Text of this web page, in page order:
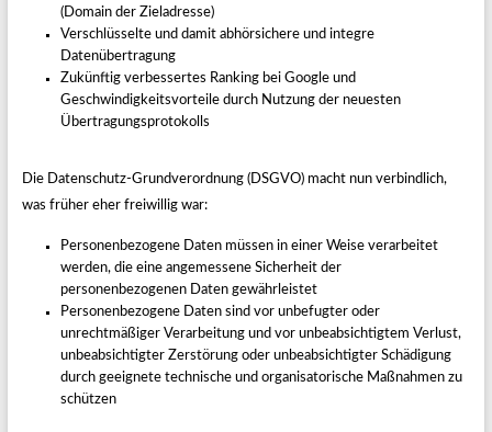
(Domain der Zieladresse)
Verschlüsselte und damit abhörsichere und integre
Datenübertragung
Zukünftig verbessertes Ranking bei Google und
Geschwindigkeitsvorteile durch Nutzung der neuesten
Übertragungsprotokolls
Die Datenschutz-Grundverordnung (DSGVO) macht nun verbindlich,
was früher eher freiwillig war:
Personenbezogene Daten müssen in einer Weise verarbeitet
werden, die eine angemessene Sicherheit der
personenbezogenen Daten gewährleistet
Personenbezogene Daten sind vor unbefugter oder
unrechtmäßiger Verarbeitung und vor unbeabsichtigtem Verlust,
unbeabsichtigter Zerstörung oder unbeabsichtigter Schädigung
durch geeignete technische und organisatorische Maßnahmen zu
schützen